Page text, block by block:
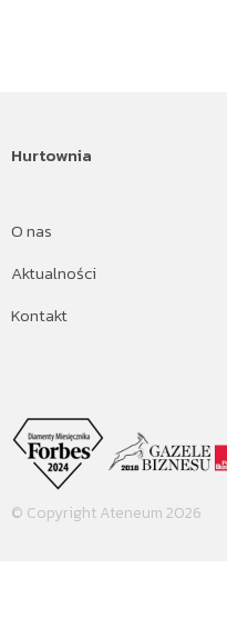
Hurtownia
O nas
Aktualności
Kontakt
© Copyright Ateneum 2026